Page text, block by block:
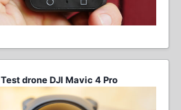
Test drone DJI Mavic 4 Pro